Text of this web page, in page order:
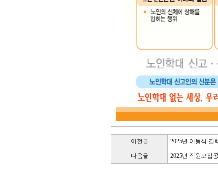
이전글 2025년 이동식 결
다음글 2025년 직원모집